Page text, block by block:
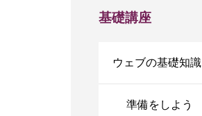
バナー制作
基礎講座
ウェブの基礎知識
準備をしよう